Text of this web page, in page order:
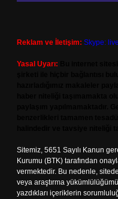
Reklam ve İletişim: Skype:
Yasal Uyarı:
Sitemiz, 5651 Sayılı Kanun
Kurumu (BTK) tarafından
vermektedir. Bu nedenle,
veya araştırma
yazdıkları içeriklerin